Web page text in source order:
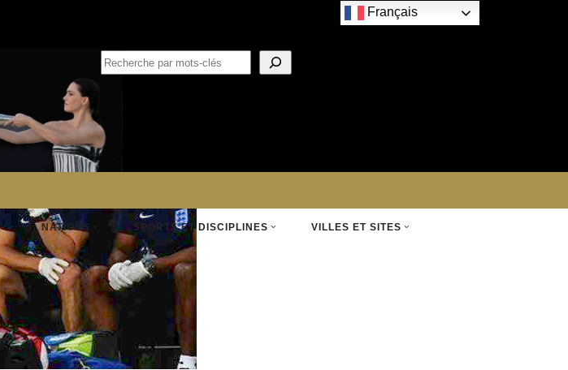
NATIONS SPORTS ET DISCIPLINES VILLES ET SITES
Français